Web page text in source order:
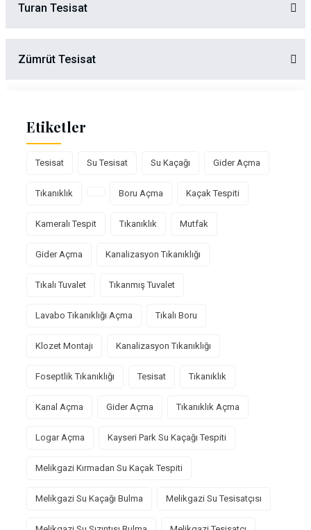
Turan Tesisat
Zümrüt Tesisat
Etiketler
Tesisat Su Tesisat Su Kaçağı Gider Açma
Tıkanıklık Boru Açma Kaçak Tespiti
Kameralı Tespit Tıkanıklık Mutfak
Gider Açma Kanalizasyon Tıkanıklığı
Tıkalı Tuvalet Tıkanmış Tuvalet
Lavabo Tıkanıklığı Açma Tıkalı Boru
Klozet Montajı Kanalizasyon Tıkanıklığı
Foseptlik Tıkanıklığı Tesisat Tıkanıklık
Kanal Açma Gider Açma Tıkanıklık Açma
Logar Açma Kayseri Park Su Kaçağı Tespiti
Melikgazi Kırmadan Su Kaçak Tespiti
Melikgazi Su Kaçağı Bulma Melikgazi Su Tesisatçısı